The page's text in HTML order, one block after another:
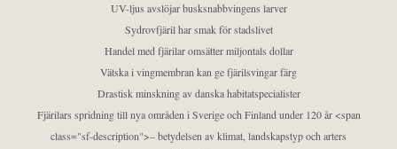
UV-ljus avslöjar busksnabbvingens larver
Sydrovfjäril har smak för stadslivet
Handel med fjärilar omsätter miljontals dollar
Vätska i vingmembran kan ge fjärilsvingar färg
Drastisk minskning av danska habitatspecialister
Fjärilars spridning till nya områden i Sverige och Finland under 120 år <span
class="sf-description">– betydelsen av klimat, landskapstyp och arters